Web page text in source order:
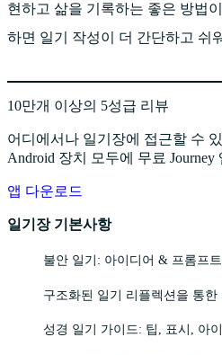
현하고 삶을 기록하는 좋은 방법
하면 일기 작성이 더 간단하고 쉬
10만개 이상의 5성급 리뷰
어디에서나 일기장에 접근할 수
Android 장치 모두에 무료
앱 다운로드
일기장 기본사항
불안 일기: 아이디어 & 프롬프트
구조화된 일기 리플렉션을 통한
성경 일기 가이드: 팁, 표시, 아